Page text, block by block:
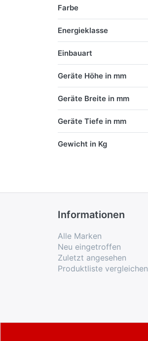
Farbe
Energieklasse
Einbauart
Geräte Höhe in mm
Geräte Breite in mm
Geräte Tiefe in mm
Gewicht in Kg
Informationen
Alle Marken
Neu eingetroffen
Zuletzt angesehen
Produktliste vergleichen